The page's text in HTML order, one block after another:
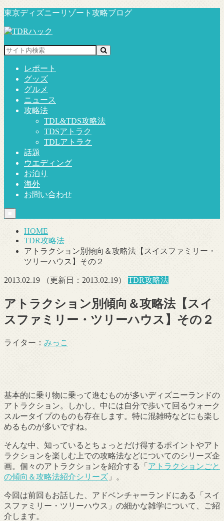
東京ディズニーリゾート攻略ブログ
レポート
グッズ
グルメ
ニュース
攻略法
TDL&TDS攻略法
TDSアトラク
TDLアトラク
話題
ウエディング
お泊り
海外
お問い合わせ
HOME
TDR攻略法
アトラクション別傾向＆攻略法【スイスファミリー・
ツリーハウス】その２
2013.02.19 （更新日： 2013.02.19） TDR攻略法
アトラクション別傾向＆攻略法【スイ
スファミリー・ツリーハウス】その２
ライター： みっこ
基本的に乗り物に乗って進むものが多いディズニーランドの
アトラクション。しかし、中には自分で歩いて回るウォーク
スルータイプのものも存在します。特に混雑時などにも楽し
めるものが多いですね。
そんな中、知っているとちょっとだけ得するポイントやアト
ラクションを楽しむ上での攻略法などについてのシリーズ企
画。個々のアトラクションを紹介する「 アトラクションごと
の傾向＆攻略法紹介シリーズ 」。
今回は前回もお話した、アドベンチャーランドにある「スイ
スファミリー・ツリーハウス」の細かな雑学について、ご紹
介します。